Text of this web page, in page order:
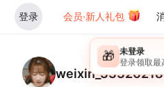
登录 会员·新人礼包
🎁 未登录
登录领取最
weixin_33326218